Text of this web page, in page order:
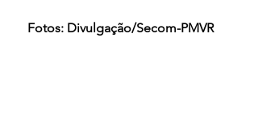
Fotos: Divulgação/Secom-PMVR